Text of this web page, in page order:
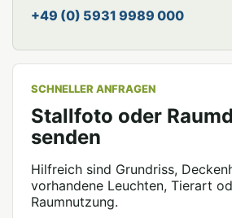
+49 (0) 5931 9989 000
SCHNELLER ANFRAGEN
Stallfoto oder
senden
Hilfreich sind Grundriss,
vorhandene Leuchten, Tierart
Raumnutzung.